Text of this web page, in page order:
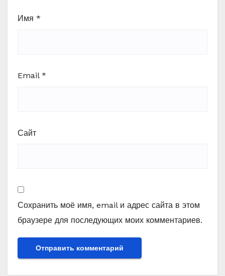
Имя *
Email *
Сайт
Сохранить моё имя, email и адрес сайта в этом
браузере для последующих моих комментариев.